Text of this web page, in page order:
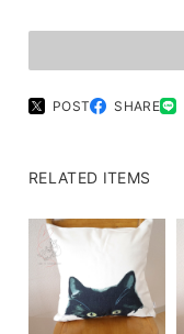
POST SHARE
RELATED ITEMS